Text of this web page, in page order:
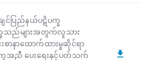
င်ပြည်နယ်ပဋိပက္ခ
ခသည်များအတွက်လူသား
းစာနာထောက်ထားမှုဆိုင်ရာ
အညီ ပေးရေးနှင့်ပတ်သက်